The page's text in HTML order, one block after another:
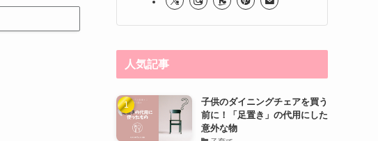
人気記事
子供のダイニングチェアを買う
前に！「足置き」の代用にした
意外な物